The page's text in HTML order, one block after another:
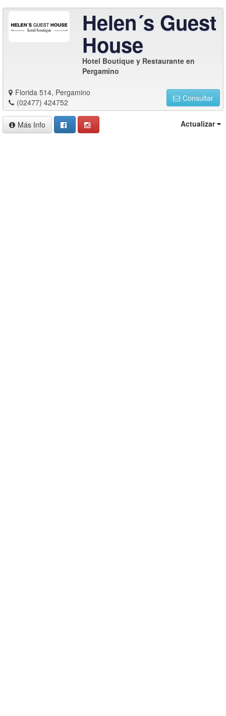
Helen´s Guest
House
Hotel Boutique y Restaurante en
Pergamino
Florida 514, Pergamino
(02477) 424752
Consultar
Más Info Actualizar